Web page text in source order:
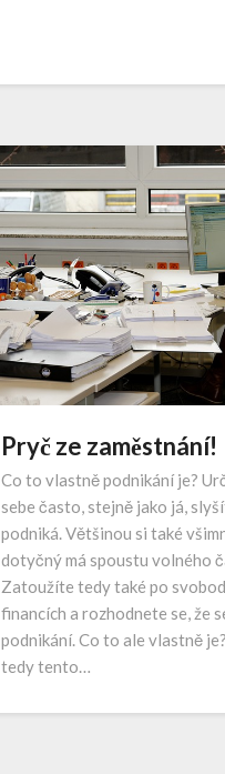
Pryč ze zaměstnání!
Co to vlastně podnikání je?
sebe často, stejně jako já,
podniká. Většinou si také
dotyčný má spoustu volného
Zatoužíte tedy také po
financích a rozhodnete se, že
podnikání. Co to ale vlastně
tedy tento…